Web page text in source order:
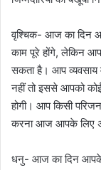
वृश्चिक- आज का दिन
काम पूरे होंगे, लेकिन
सकता है। आप व्यवसाय
नहीं तो इससे आपको
होगी। आप किसी
करना आज आपके लिए
धनु- आज का दिन आपके